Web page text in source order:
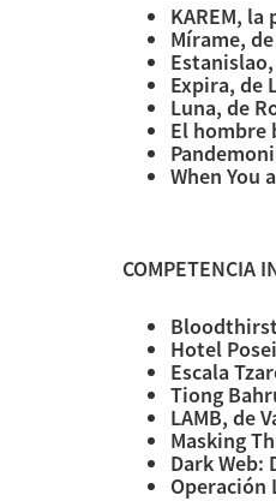
KAREM,
Mírame,
Expira, de
Luna, de
El hombre
When You
COMPETENCIA
Hotel
Escala
Tiong
LAMB, de
Masking
Dark Web:
Operación